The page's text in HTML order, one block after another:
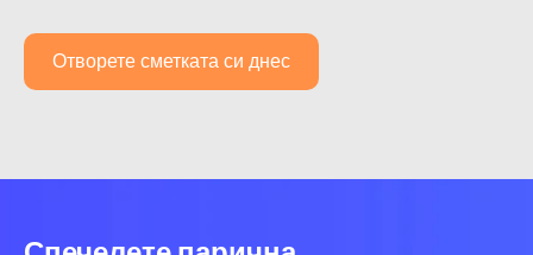
Отворете сметката си днес